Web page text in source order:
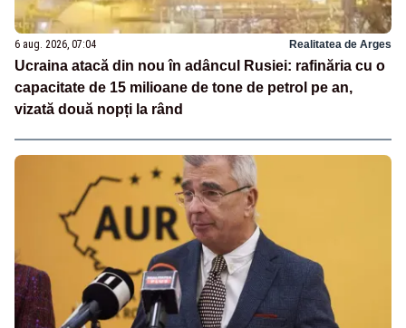
6 aug. 2026, 07:04 Realitatea de Arges
Ucraina atacă din nou în adâncul Rusiei: rafinăria cu o
capacitate de 15 milioane de tone de petrol pe an,
vizată două nopți la rând